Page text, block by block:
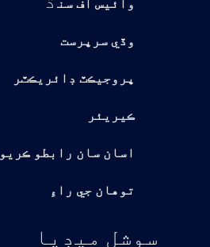
وائيس آف سن
وڏي سرپرست
پروجيڪٽ ڊائريڪٽر
ڪيريئر
اسان سان رابطو ڪريو
توهان جي راءِ
سوشل ميڊيا